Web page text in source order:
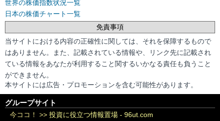
世界の株価指数状況一覧
日本の株価チャート一覧
免責事項
当サイトにおける内容の正確性に関しては、それを保障するもので
はありません。また、記載されている情報や、リンク先に記載され
ている情報をあなたが利用すること関するいかなる責任も負うこと
ができません。
本サイトには広告・プロモーションを含む可能性があります。
グループサイト
今ココ！ >> 投資に役立つ情報置場 - 96ut.com